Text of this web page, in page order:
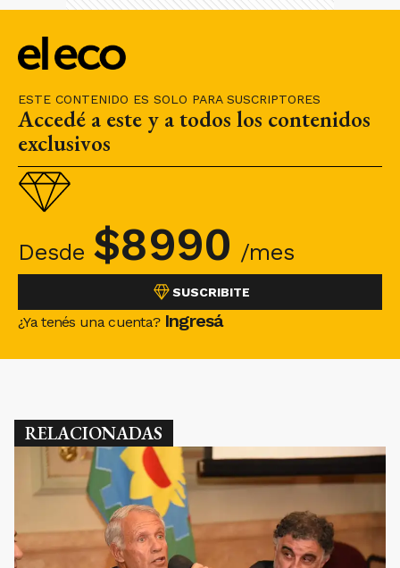
ESTE CONTENIDO ES SOLO PARA SUSCRIPTORES
Accedé a este y a todos los contenidos
exclusivos
Desde $8990 /mes
SUSCRIBITE
¿Ya tenés una cuenta? Ingresá
RELACIONADAS